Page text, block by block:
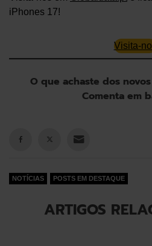
iPhones 17!
Visita-
O que achaste dos
Comenta em
NOTÍCIAS POSTS EM DESTAQUE
ARTIGOS